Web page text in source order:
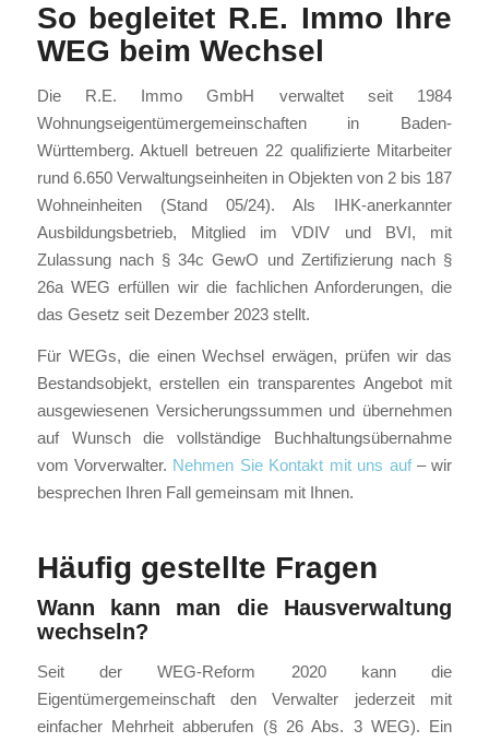
So begleitet R.E. Immo Ihre
WEG beim Wechsel
Die R.E. Immo GmbH verwaltet seit 1984
Wohnungseigentümergemeinschaften in Baden-
Württemberg. Aktuell betreuen 22 qualifizierte Mitarbeiter
rund 6.650 Verwaltungseinheiten in Objekten von 2 bis 187
Wohneinheiten (Stand 05/24). Als IHK-anerkannter
Ausbildungsbetrieb, Mitglied im VDIV und BVI, mit
Zulassung nach § 34c GewO und Zertifizierung nach §
26a WEG erfüllen wir die fachlichen Anforderungen, die
das Gesetz seit Dezember 2023 stellt.
Für WEGs, die einen Wechsel erwägen, prüfen wir das
Bestandsobjekt, erstellen ein transparentes Angebot mit
ausgewiesenen Versicherungssummen und übernehmen
auf Wunsch die vollständige Buchhaltungsübernahme
vom Vorverwalter. Nehmen Sie Kontakt mit uns auf– wir
besprechen Ihren Fall gemeinsam mit Ihnen.
Häufig gestellte Fragen
Wann kann man die Hausverwaltung
wechseln?
Seit der WEG-Reform 2020 kann die
Eigentümergemeinschaft den Verwalter jederzeit mit
einfacher Mehrheit abberufen (§ 26 Abs. 3 WEG). Ein